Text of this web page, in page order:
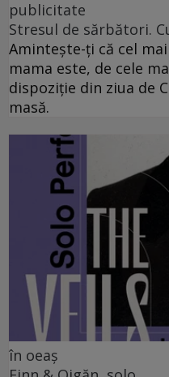
publicitate
Stresul de sărbători.
Amintește-ți că cel
mama este, de cele
dispoziție din ziua de
masă.
în oeaș